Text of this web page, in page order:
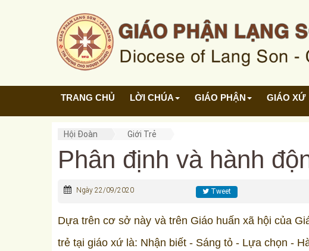
TRANG CHỦ LỜI CHÚA GIÁO PHẬN GIÁO XỨ
Hội Đoàn Giới Trẻ
Phân định và hành
Ngày 22/09/2020 Tweet
Dựa trên cơ sở này và trên Giáo huấn xã hội của
trẻ tại giáo xứ là: Nhận biết - Sáng tỏ - Lựa chọn -